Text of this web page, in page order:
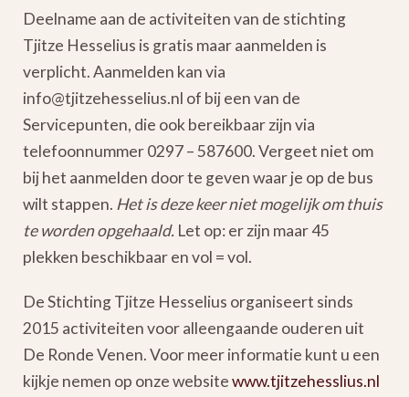
Deelname aan de activiteiten van de stichting
Tjitze Hesselius is gratis maar aanmelden is
verplicht. Aanmelden kan via
info@tjitzehesselius.nl of bij een van de
Servicepunten, die ook bereikbaar zijn via
telefoonnummer 0297 – 587600. Vergeet niet om
bij het aanmelden door te geven waar je op de bus
wilt stappen. Het is deze keer niet mogelijk om thuis
te worden opgehaald. Let op: er zijn maar 45
plekken beschikbaar en vol = vol.
De Stichting Tjitze Hesselius organiseert sinds
2015 activiteiten voor alleengaande ouderen uit
De Ronde Venen. Voor meer informatie kunt u een
kijkje nemen op onze websitewww.tjitzehesslius.nl